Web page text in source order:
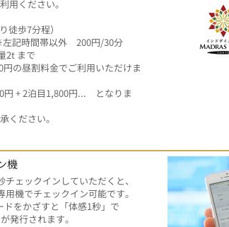
用ください。
歩7分程）
記時間帯以外　200円/30分
2t まで
の昼割料金でご利用いただけま
+ 2泊目1,800円...　となりま
ください。
機
ェックインしていただくと、
用機でチェックイン可能です。
ドをかざすと「体感1秒」で
発行されます。